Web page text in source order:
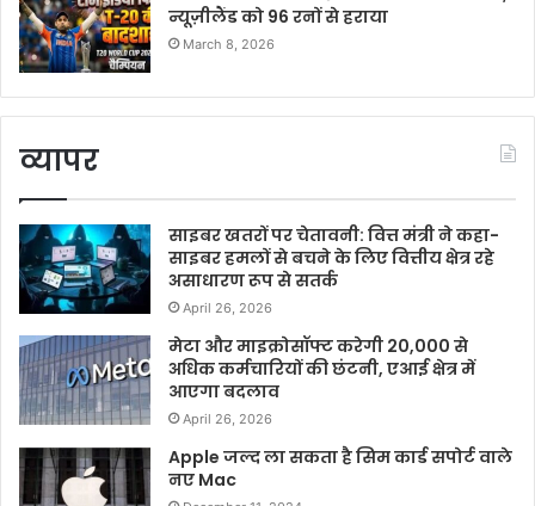
न्यूज़ीलैंड को 96 रनों से हराया
March 8, 2026
व्यापर
साइबर खतरों पर चेतावनी: वित्त मंत्री ने कहा-
साइबर हमलों से बचने के लिए वित्तीय क्षेत्र रहे
असाधारण रूप से सतर्क
April 26, 2026
मेटा और माइक्रोसॉफ्ट करेगी 20,000 से
अधिक कर्मचारियों की छंटनी, एआई क्षेत्र में
आएगा बदलाव
April 26, 2026
Apple जल्द ला सकता है सिम कार्ड सपोर्ट वाले
नए Mac